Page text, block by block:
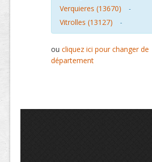
Verquieres (13670)
-
Vitrolles (13127)
-
ou cliquez ici pour changer de
département